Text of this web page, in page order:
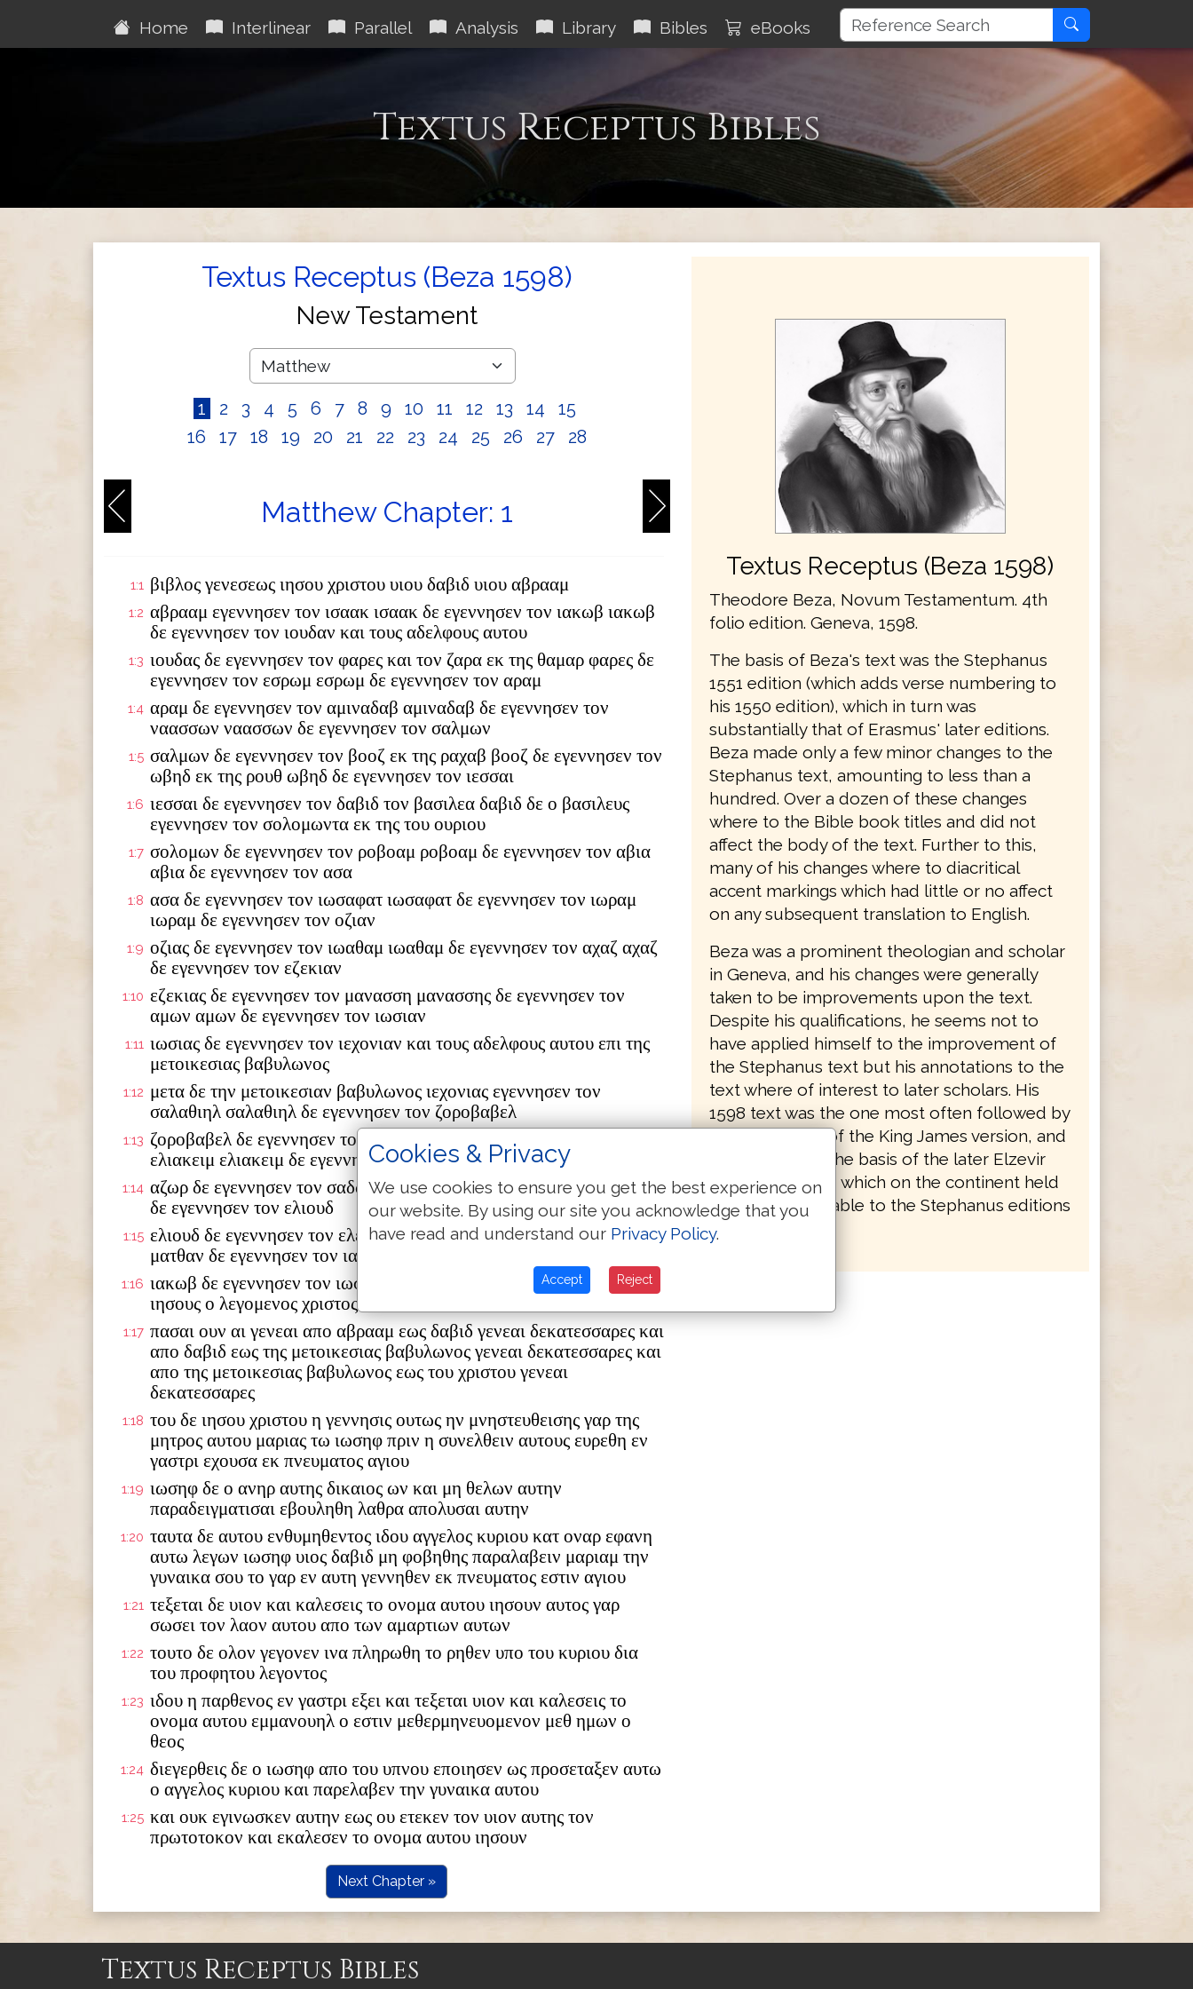
Home Interlinear Parallel Analysis Library Bibles eBooks
Textus Receptus Bibles
Textus Receptus (Beza 1598)
New Testament
1 2 3 4 5 6 7 8 9 10 11 12 13 14
15
16
17 18 19 20 21 22 23 24 25 26 27 28
Matthew Chapter: 1
1:1 βιβλος γενεσεως ιησου χριστου υιου δαβιδ υιου αβρααμ
1:2 αβρααμ εγεννησεν τον ισαακ ισαακ δε εγεννησεν τον ιακωβ ιακωβ
δε εγεννησεν τον ιουδαν και τους αδελφους αυτου
1:3 ιουδας δε εγεννησεν τον φαρες και τον ζαρα εκ της θαμαρ φαρες δε
εγεννησεν τον εσρωμ εσρωμ δε εγεννησεν τον αραμ
1:4 αραμ δε εγεννησεν τον αμιναδαβ αμιναδαβ δε εγεννησεν τον
ναασσων ναασσων δε εγεννησεν τον σαλμων
1:5 σαλμων δε εγεννησεν τον βοοζ εκ της ραχαβ βοοζ δε εγεννησεν τον
ωβηδ εκ της ρουθ ωβηδ δε εγεννησεν τον ιεσσαι
1:6 ιεσσαι δε εγεννησεν τον δαβιδ τον βασιλεα δαβιδ δε ο βασιλευς
εγεννησεν τον σολομωντα εκ της του ουριου
1:7 σολομων δε εγεννησεν τον ροβοαμ ροβοαμ δε εγεννησεν τον αβια
αβια δε εγεννησεν τον ασα
1:8 ασα δε εγεννησεν τον ιωσαφατ ιωσαφατ δε εγεννησεν τον ιωραμ
ιωραμ δε εγεννησεν τον οζιαν
1:9 οζιας δε εγεννησεν τον ιωαθαμ ιωαθαμ δε εγεννησεν τον αχαζ αχαζ
δε εγεννησεν τον εζεκιαν
1:10 εζεκιας δε εγεννησεν τον μανασση μανασσης δε εγεννησεν τον
αμων αμων δε εγεννησεν τον ιωσιαν
1:11 ιωσιας δε εγεννησεν τον ιεχονιαν και τους αδελφους αυτου επι της
μετοικεσιας βαβυλωνος
1:12 μετα δε την μετοικεσιαν βαβυλωνος ιεχονιας εγεννησεν τον
σαλαθιηλ σαλαθιηλ δε εγεννησεν τον ζοροβαβελ
1:13 ζοροβαβελ δε εγεννησεν τον αβιουδ αβιουδ δε εγεννησεν τον
ελιακειμ ελιακειμ δε εγεννησεν τον αζωρ
1:14 αζωρ δε εγεννησεν τον σαδωκ σαδωκ δε εγεννησεν τον αχειμ αχειμ
δε εγεννησεν τον ελιουδ
1:15 ελιουδ δε εγεννησεν τον ελεαζαρ ελεαζαρ δε εγεννησεν τον ματθαν
ματθαν δε εγεννησεν τον ιακωβ
1:16 ιακωβ δε εγεννησεν τον ιωσηφ τον ανδρα μαριας εξ ης εγεννηθη
ιησους ο λεγομενος χριστος
1:17 πασαι ουν αι γενεαι απο αβρααμ εως δαβιδ γενεαι δεκατεσσαρες και
απο δαβιδ εως της μετοικεσιας βαβυλωνος γενεαι δεκατεσσαρες και
απο της μετοικεσιας βαβυλωνος εως του χριστου γενεαι
δεκατεσσαρες
1:18 του δε ιησου χριστου η γεννησις ουτως ην μνηστευθεισης γαρ της
μητρος αυτου μαριας τω ιωσηφ πριν η συνελθειν αυτους ευρεθη εν
γαστρι εχουσα εκ πνευματος αγιου
1:19 ιωσηφ δε ο ανηρ αυτης δικαιος ων και μη θελων αυτην
παραδειγματισαι εβουληθη λαθρα απολυσαι αυτην
1:20 ταυτα δε αυτου ενθυμηθεντος ιδου αγγελος κυριου κατ οναρ εφανη
αυτω λεγων ιωσηφ υιος δαβιδ μη φοβηθης παραλαβειν μαριαμ την
γυναικα σου το γαρ εν αυτη γεννηθεν εκ πνευματος εστιν αγιου
1:21 τεξεται δε υιον και καλεσεις το ονομα αυτου ιησουν αυτος γαρ
σωσει τον λαον αυτου απο των αμαρτιων αυτων
1:22 τουτο δε ολον γεγονεν ινα πληρωθη το ρηθεν υπο του κυριου δια
του προφητου λεγοντος
1:23 ιδου η παρθενος εν γαστρι εξει και τεξεται υιον και καλεσεις το
ονομα αυτου εμμανουηλ ο εστιν μεθερμηνευομενον μεθ ημων ο
θεος
1:24 διεγερθεις δε ο ιωσηφ απο του υπνου εποιησεν ως προσεταξεν αυτω
ο αγγελος κυριου και παρελαβεν την γυναικα αυτου
1:25 και ουκ εγινωσκεν αυτην εως ου ετεκεν τον υιον αυτης τον
πρωτοτοκον και εκαλεσεν το ονομα αυτου ιησουν
Next Chapter »
Textus Receptus (Beza 1598)
Theodore Beza, Novum Testamentum. 4th
folio edition. Geneva, 1598.
The basis of Beza's text was the Stephanus
1551 edition (which adds verse numbering to
his 1550 edition), which in turn was
substantially that of Erasmus' later editions.
Beza made only a few minor changes to the
Stephanus text, amounting to less than a
hundred. Over a dozen of these changes
where to the Bible book titles and did not
affect the body of the text. Further to this,
many of his changes where to diacritical
accent markings which had little or no affect
on any subsequent translation to English.
Beza was a prominent theologian and scholar
in Geneva, and his changes were generally
taken to be improvements upon the text.
Despite his qualifications, he seems not to
have applied himself to the improvement of
the Stephanus text but his annotations to the
text where of interest to later scholars. His
1598 text was the one most often followed by
the translators of the King James version, and
it also became the basis of the later Elzevir
editions of 1624, which on the continent held
a place comparable to the Stephanus editions
in England.
Textus Receptus Bibles
Cookies & Privacy
We use cookies to ensure you get the best experience on
our website. By using our site you acknowledge that you
have read and understand our Privacy Policy.
Accept Reject